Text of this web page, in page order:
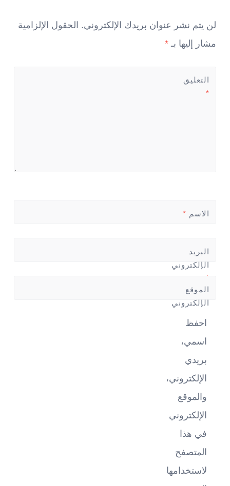
لن يتم نشر عنوان بريدك الإلكتروني. الحقول الإلزامية
مشار إليها بـ *
التعليق
*
الاسم *
البريد
الإلكتروني
*
الموقع
الإلكتروني
احفظ
اسمي،
بريدي
الإلكتروني،
والموقع
الإلكتروني
في هذا
المتصفح
لاستخدامها